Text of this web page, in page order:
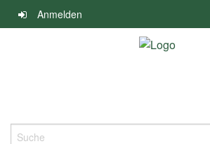
Navigation
überspringen
Anmelden
Suche